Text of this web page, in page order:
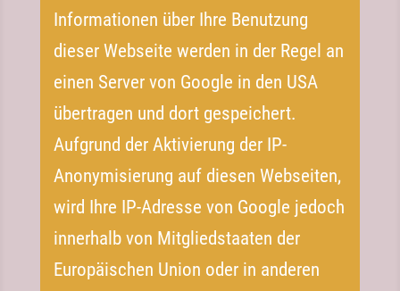
Informationen über Ihre Benutzung
dieser Webseite werden in der Regel an
einen Server von Google in den USA
übertragen und dort gespeichert.
Aufgrund der Aktivierung der IP-​
Anonymisierung auf diesen Webseiten,
wird Ihre IP-​Adresse von Google jedoch
innerhalb von Mitgliedstaaten der
Europäischen Union oder in anderen